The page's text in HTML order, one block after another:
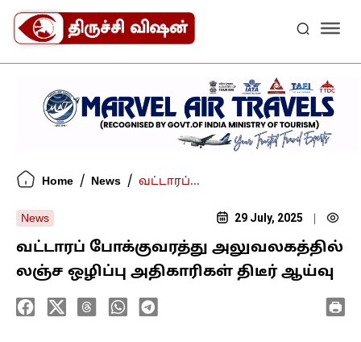
Home / News / வட்டாரப்...
News 29 July, 2025
வட்டாரப் போக்குவரத்து அலுவலகத்தில்
லஞ்ச ஒழிப்பு அதிகாரிகள் திடீர் ஆய்வு